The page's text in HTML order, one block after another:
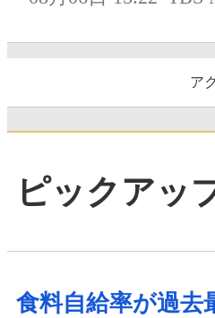
ア
ピックアッ
食料自給率が過去